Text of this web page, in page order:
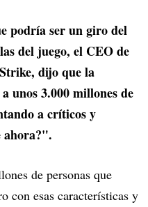
podría ser un giro del
del juego, el CEO de
dijo que la
unos 3.000 millones de
a críticos y
ahora?".
de personas que
con esas características y